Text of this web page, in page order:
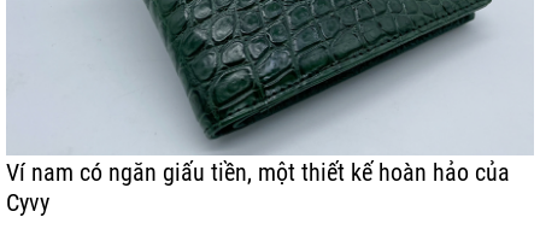
Ví nam có ngăn giấu tiền, một thiết kế hoàn hảo của
Cyvy